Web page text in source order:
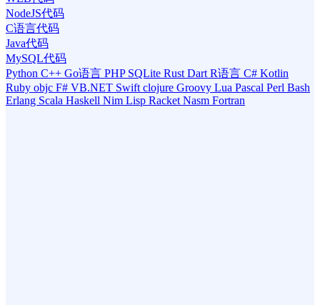
NodeJS代码
C语言代码
Java代码
MySQL代码
Python C++ Go语言 PHP SQLite Rust Dart R语言 C# Kotlin
Ruby objc F# VB.NET Swift clojure Groovy Lua Pascal Perl Bash
Erlang Scala Haskell Nim Lisp Racket Nasm Fortran